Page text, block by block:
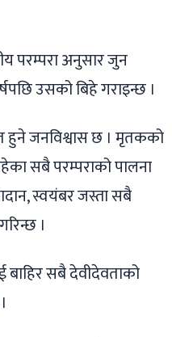
परम्परा अनुसार जुन
उसको बिहे गराइन्छ ।
हुने जनविश्वास छ । मृतकको
सबै परम्पराको पालना
स्वयंबर जस्ता सबै
।
बाहिर सबै देवीदेवताको